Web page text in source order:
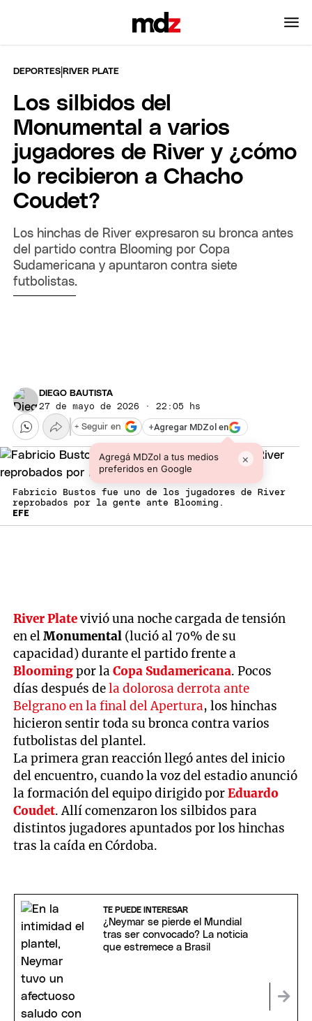
DEPORTES |RIVER PLATE
Los silbidos del
Monumental a varios
jugadores de River y ¿cómo
lo recibieron a Chacho
Coudet?
Los hinchas de River expresaron su bronca antes
del partido contra Blooming por Copa
Sudamericana y apuntaron contra siete
futbolistas.
DIEGO BAUTISTA
27 de mayo de 2026 · 22:05 hs
+Agregar MDZol en
Agregá MDZol a tus medios
preferidos en Google
×
+ Seguir en
Fabricio Bustos fue uno de los jugadores de River
reprobados por la gente ante Blooming.
EFE
River Platevivió una noche cargada de tensión
en elMonumental (lució al 70% de su
capacidad) durante el partido frente a
Bloomingpor laCopa Sudamericana. Pocos
días después dela dolorosa derrota ante
Belgrano en la final del Apertura, los hinchas
hicieron sentir toda su bronca contra varios
futbolistas del plantel.
La primera gran reacción llegó antes del inicio
del encuentro, cuando la voz del estadio anunció
la formación del equipo dirigido porEduardo
Coudet. Allí comenzaron los silbidos para
distintos jugadores apuntados por los hinchas
tras la caída en Córdoba.
TE PUEDE INTERESAR
¿Neymar se pierde el Mundial
tras ser convocado? La noticia
que estremece a Brasil